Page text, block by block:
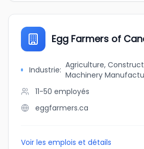
Egg Farmers of
Industrie: Agriculture,
Machinery
11-50 employés
eggfarmers.ca
Voir les emplois et détails